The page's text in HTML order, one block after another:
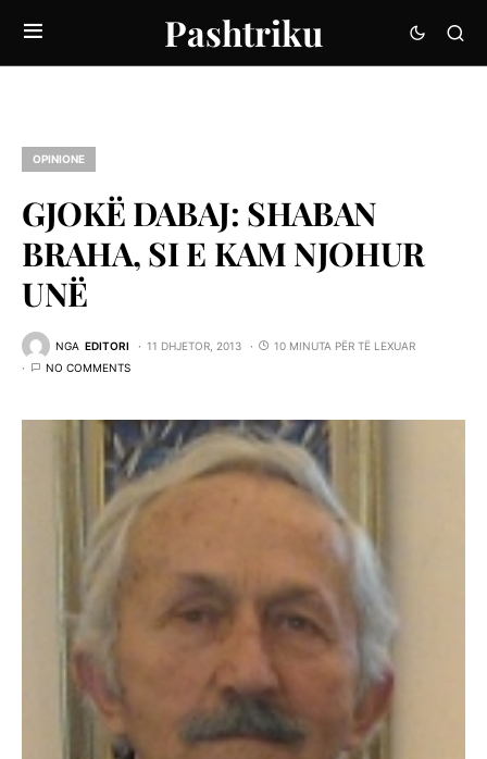
Pashtriku
OPINIONE
GJOKË DABAJ: SHABAN
BRAHA, SI E KAM NJOHUR
UNË
NGA EDITORI 11 DHJETOR, 2013
10 MINUTA PËR TË LEXUAR
NO COMMENTS